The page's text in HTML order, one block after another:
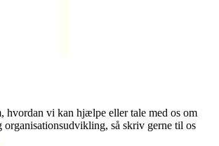
hvordan vi kan hjælpe eller tale med os om
organisationsudvikling, så skriv gerne til os